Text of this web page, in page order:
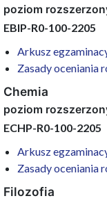
poziom
EBIP-R0-100-2205
Arkusz
Zasady oceniania
Chemia
poziom
ECHP-R0-100-2205
Arkusz
Zasady oceniania
Filozofia